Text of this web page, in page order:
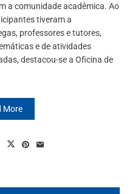
a comunidade acadêmica. Ao
tiveram a
professores e tutores,
e de atividades
destacou-se a Oficina de
More